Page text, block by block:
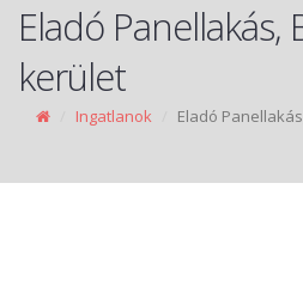
Eladó Panellakás,
kerület
Ingatlanok Eladó